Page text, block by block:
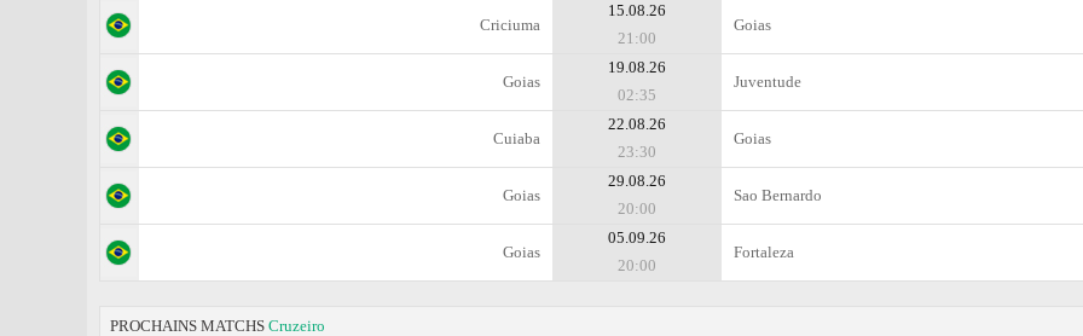
Criciuma
15.08.26
21:00
Goias
Goias
19.08.26
02:35
Juventude
Cuiaba
22.08.26
23:30
Goias
Goias
29.08.26
20:00
Sao Bernardo
Goias
05.09.26
20:00
Fortaleza
PROCHAINS MATCHS Cruzeiro